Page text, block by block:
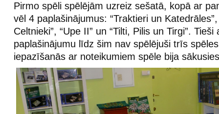
Pirmo spēli spēlējām uzreiz sešatā, kopā ar
vēl 4 paplašinājumus: “Traktieri un
Celtnieki”, “Upe II” un “Tilti, Pilis un Tirgi”. Tieši
paplašinājumu līdz šim nav spēlējuši trīs
iepazīšanās ar noteikumiem spēle bija